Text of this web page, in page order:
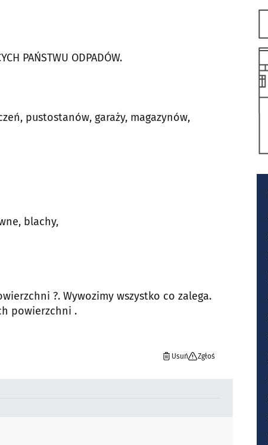
PAŃSTWU ODPADÓW.
pustostanów, garaży, magazynów,
blachy,
?. Wywozimy wszystko co zalega.
powierzchni .
Usuń Zgłoś